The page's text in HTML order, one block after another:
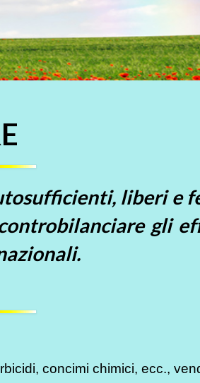
liberi e
gli
concimi chimici, ecc.,